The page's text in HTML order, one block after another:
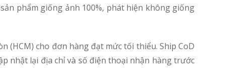
phẩm giống ảnh 100%, phát hiện không giống
(HCM) cho đơn hàng đạt mức tối thiểu. Ship CoD
nhật lại địa chỉ và số điện thoại nhận hàng trước